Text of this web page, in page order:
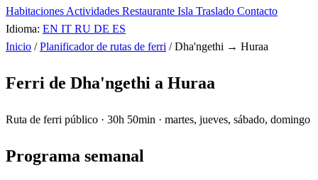
Habitaciones Actividades Restaurante Isla Traslado Contacto
Idioma: EN IT RU DE ES
Inicio / Planificador de rutas de ferri / Dha'ngethi → Huraa
Ferri de Dha'ngethi a Huraa
Ruta de ferri público · 30h 50min · martes, jueves, sábado, domingo
Programa semanal